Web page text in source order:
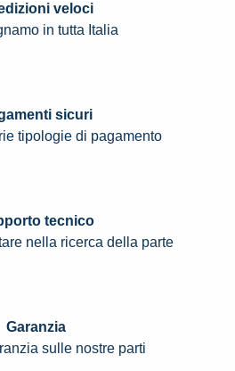
veloci
in tutta Italia
sicuri
tipologie di pagamento
tecnico
nella ricerca della parte
Garanzia
sulle nostre parti